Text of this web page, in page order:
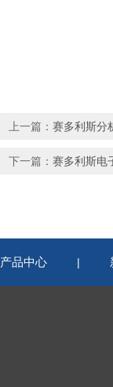
上一篇： 赛多利斯分
下一篇： 赛多利斯电
产品中心 |